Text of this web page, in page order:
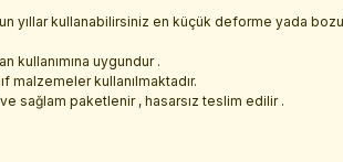
yıllar kullanabilirsiniz en küçük deforme yada
kullanımına uygundur .
malzemeler kullanılmaktadır.
sağlam paketlenir , hasarsız teslim edilir .